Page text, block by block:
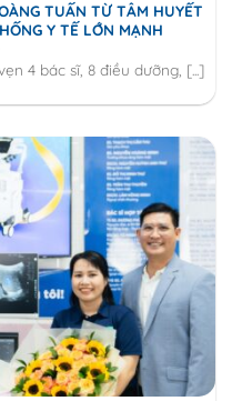
TUẤN TỪ TÂM HUYẾT
Y TẾ LỚN MẠNH
4 bác sĩ, 8 điều dưỡng, [...]